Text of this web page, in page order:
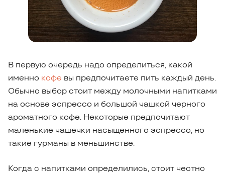
В первую очередь надо определиться, какой
именно кофе вы предпочитаете пить каждый день.
Обычно выбор стоит между молочными напитками
на основе эспрессо и большой чашкой черного
ароматного кофе. Некоторые предпочитают
маленькие чашечки насыщенного эспрессо, но
такие гурманы в меньшинстве.
Когда с напитками определились, стоит честно